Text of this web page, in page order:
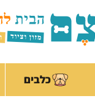
כלבים